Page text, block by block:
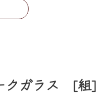
クガラス [組]